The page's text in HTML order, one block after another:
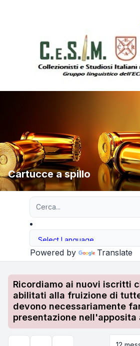
Cartucce a spillo
Powered by Translate
Ricordiamo ai nuovi iscritti
abilitati alla fruizione di
devono necessariamente
presentazione nell'apposita